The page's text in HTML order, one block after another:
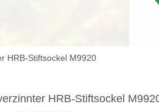
HRB-Stiftsockel M9920
HRB-Stiftsockel